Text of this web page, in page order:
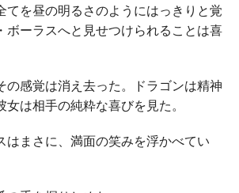
を昼の明るさのようにはっきりと覚
ボーラスへと見せつけられることは喜
感覚は消え去った。ドラゴンは精神
は相手の純粋な喜びを見た。
まさに、満面の笑みを浮かべてい